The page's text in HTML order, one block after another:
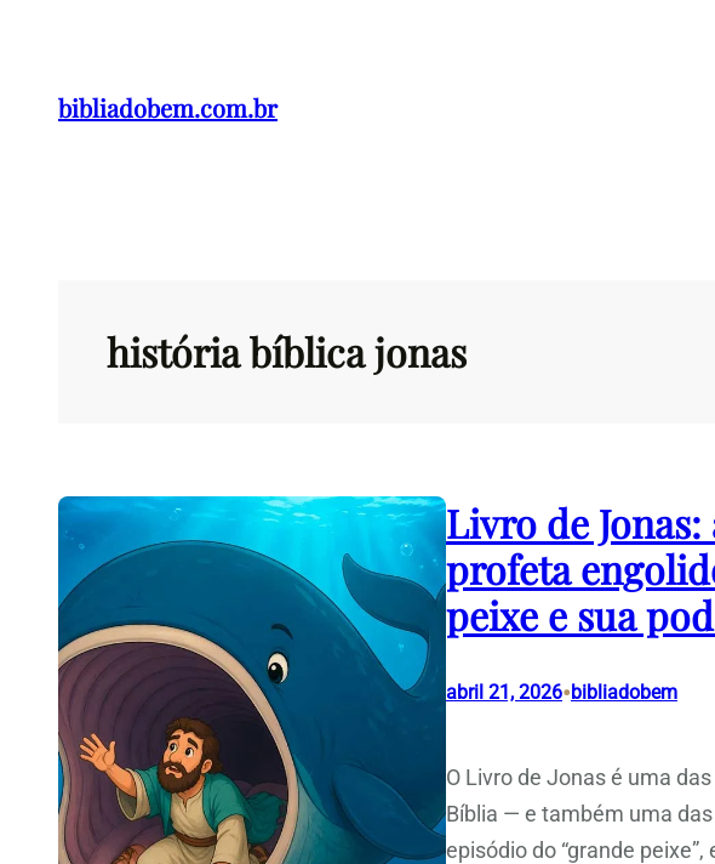
bibliadobem.com.br
história bíblica jonas
Livro de
profeta
peixe e sua
abril 21, 2026•bibliadobem
O Livro de Jonas é uma
Bíblia — e também uma
episódio do “grande